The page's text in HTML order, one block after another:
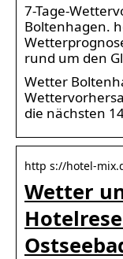
7-Tage-
Boltenhagen.
rund um den
Wetter
die nächsten
http s://hotel-
Wetter